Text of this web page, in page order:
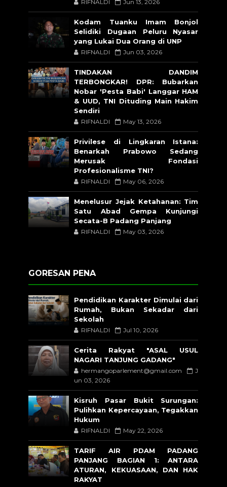
RIFNALDI Jun 13, 2026
Kodam Tuanku Imam Bonjol
Selidiki Dugaan Peluru Nyasar
yang Lukai Dua Orang di UNP
RIFNALDI Jun 03, 2026
TINDAKAN DANDIM
TERBONGKAR! DPR: Bubarkan
Nobar 'Pesta Babi' Langgar HAM
& UUD, TNI Dituding Main Hakim
Sendiri
RIFNALDI May 13, 2026
Privilese di Lingkaran Istana:
Benarkah Prabowo Sedang
Merusak Fondasi
Profesionalisme TNI?
RIFNALDI May 06, 2026
Menelusur Jejak Ketahanan: Tim
Satu Abad Gempa Kunjungi
Secata-B Padang Panjang
RIFNALDI May 03, 2026
GORESAN PENA
Pendidikan Karakter Dimulai dari
Rumah, Bukan Sekadar dari
Sekolah
RIFNALDI Jul 10, 2026
Cerita Rakyat "ASAL USUL
NAGARI TANJUNG GADANG"
hermangoparlement@gmail.com
J
un 03, 2026
Kisruh Pasar Bukit Surungan:
Pulihkan Kepercayaan, Tegakkan
Hukum
RIFNALDI May 22, 2026
TARIF AIR PDAM PADANG
PANJANG BAGIAN 1: ANTARA
ATURAN, KEKUASAAN, DAN HAK
RAKYAT